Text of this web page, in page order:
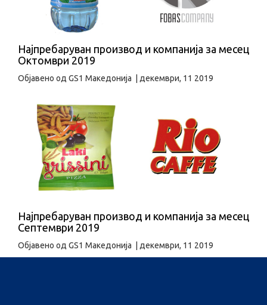
Најпребаруван производ и компанија за месец
Октомври 2019
Објавено од GS1 Македонија декември, 11 2019
Најпребаруван производ и компанија за месец
Септември 2019
Објавено од GS1 Македонија декември, 11 2019